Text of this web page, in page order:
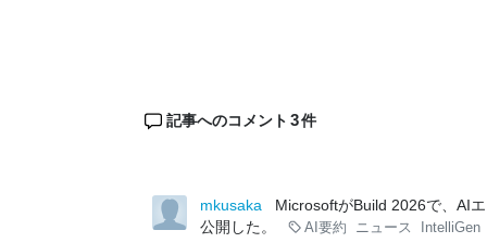
記事へのコメント 3件
mkusaka
MicrosoftがBuild 2026で、AI
公開した。
AI要約 ニュース IntelliGen